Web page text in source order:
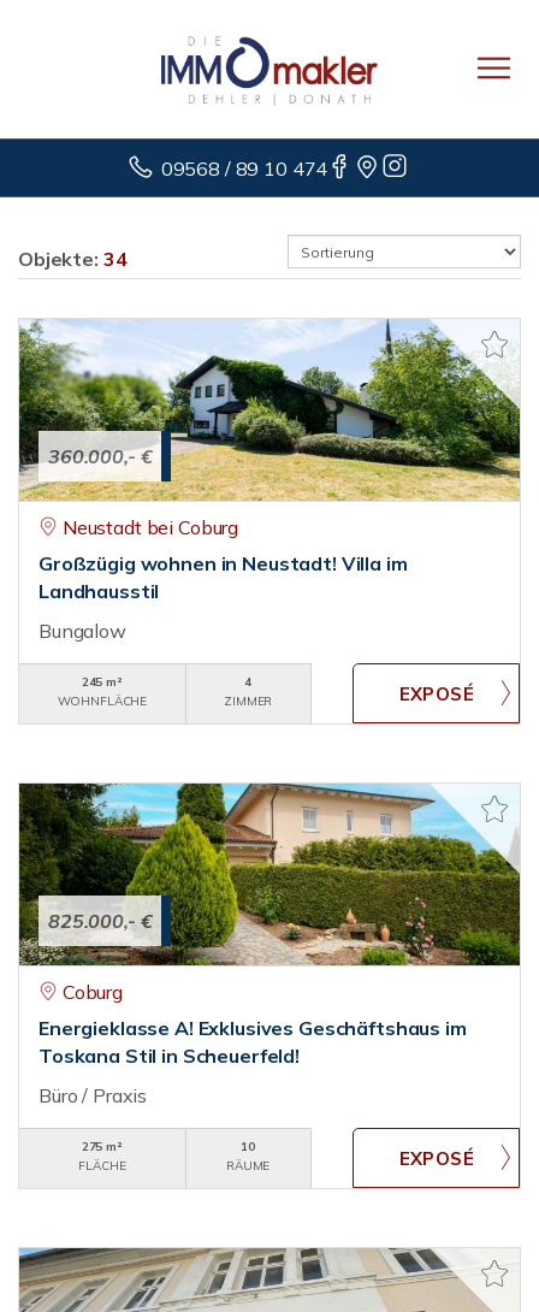
09568 / 89 10 474
Objekte: 34
360.000,- €
Neustadt bei Coburg
Großzügig wohnen in Neustadt! Villa im
Landhausstil
Bungalow
245 m²
WOHNFLÄCHE
4
ZIMMER
825.000,- €
Coburg
Energieklasse A! Exklusives Geschäftshaus im
Toskana Stil in Scheuerfeld!
Büro / Praxis
275 m²
FLÄCHE
10
RÄUME